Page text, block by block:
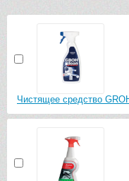
Чистящее средство